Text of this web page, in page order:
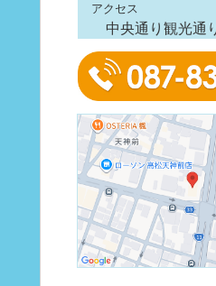
アクセス
中央通り観光通